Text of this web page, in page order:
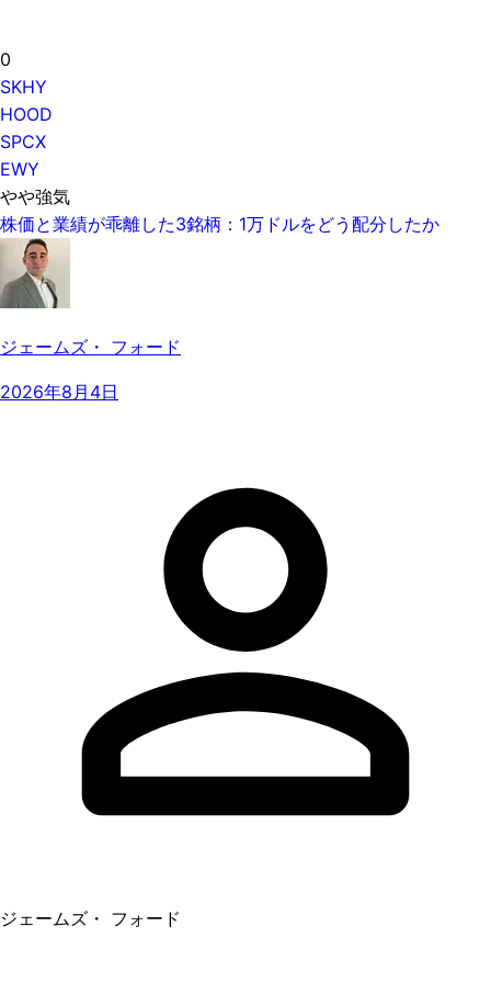
0
SKHY
HOOD
SPCX
EWY
やや強気
株価と業績が乖離した3銘柄：1万ドルをどう配分したか
ジェームズ・ フォード
2026年8月4日
ジェームズ・ フォード